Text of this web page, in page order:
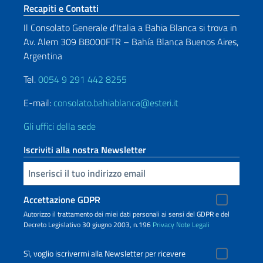
Sezione footer
Recapiti e Contatti
Il Consolato Generale d’Italia a Bahia Blanca si trova in
Av. Alem 309 B8000FTR – Bahía Blanca Buenos Aires,
Argentina
Tel.0054 9 291 442 8255
E-mail: consolato.bahiablanca@esteri.it
Gli uffici della sede
Iscriviti alla nostra Newsletter
Inserisci la tua email
Accettazione GDPR
Autorizzo il trattamento dei miei dati personali ai sensi del GDPR e del
Decreto Legislativo 30 giugno 2003, n.196 Privacy Note Legali
Sì, voglio iscrivermi alla Newsletter per ricevere